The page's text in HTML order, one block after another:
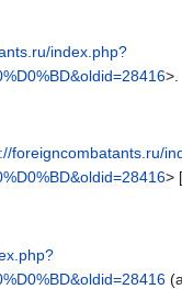
index.php?
>.
foreigncombatants.ru/
>